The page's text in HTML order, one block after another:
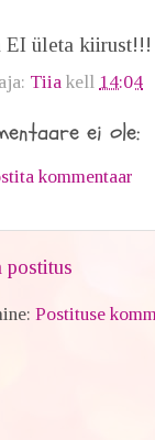
EI ületa kiirust!!!
Tiia kell 14:04
ei ole:
kommentaar
postitus
Postituse